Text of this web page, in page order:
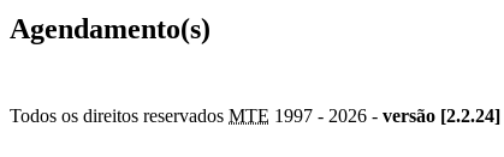
Agendamento(s)
Todos os direitos reservados MTE 1997 - 2026 - versão [2.2.24]